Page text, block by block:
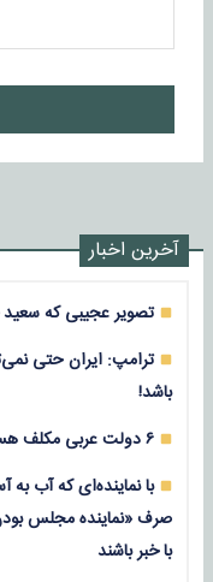
آخرین اخبار
تصویر عجیبی که سعید
ترامپ: ایران حتی
باشد!
۶ دولت عربی مکلف هستند خسارات ایران را جبران کنند
با نماینده‌ای که آب
صرف «نماینده مجلس
با خبر باشند